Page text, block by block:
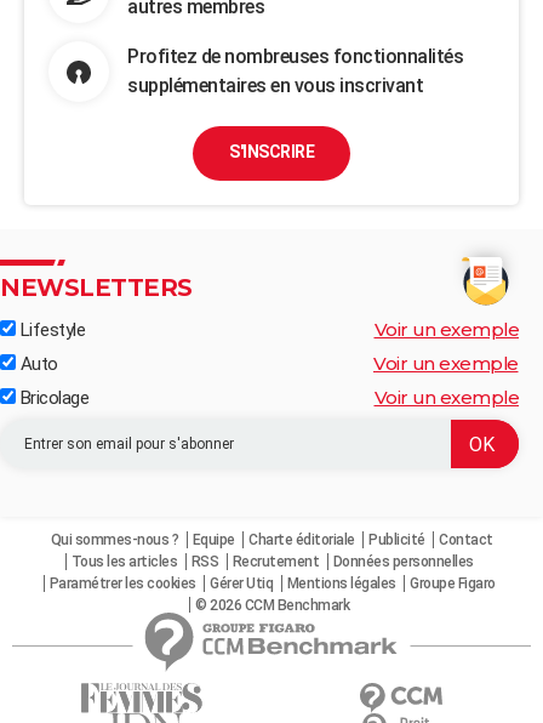
autres membres
Profitez de nombreuses fonctionnalités
supplémentaires en vous inscrivant
S'INSCRIRE
NEWSLETTERS
Lifestyle Voir un exemple
Auto Voir un exemple
Bricolage Voir un exemple
Qui sommes-nous ? Equipe Charte éditoriale Publicité
Contact
Tous les articles
RSS Recrutement
Données personnelles
Paramétrer les cookies
Gérer Utiq Mentions légales
Groupe Figaro
© 2026 CCM Benchmark